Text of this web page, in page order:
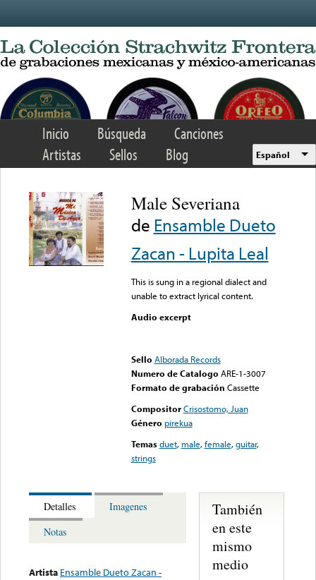
Inicio Búsqueda
Canciones
Artistas
Sellos Blog Español
Male Severiana
de Ensamble Dueto
Zacan - Lupita Leal
This is sung in a regional dialect and
unable to extract lyrical content.
Audio excerpt
Sello Alborada Records
Numero de Catalogo ARE-1-3007
Formato de grabación Cassette
Compositor Crisostomo, Juan
Género pirekua
Temas duet, male,female,guitar,
strings
Detalles
Imagenes
Notas
Artista Ensamble Dueto Zacan -
También
en este
mismo
medio